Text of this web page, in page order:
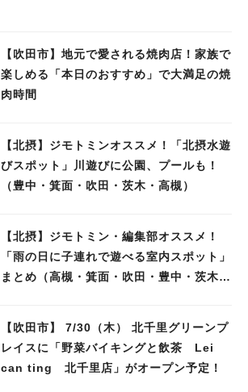
【吹田市】地元で愛される焼肉店！家族で
楽しめる「本日のおすすめ」で大満足の焼
肉時間
【北摂】ジモトミンオススメ！「北摂水遊
びスポット」川遊びに公園、プールも！
（豊中・箕面・吹田・茨木・高槻）
【北摂】ジモトミン・編集部オススメ！
「雨の日に子連れで遊べる室内スポット」
まとめ（高槻・箕面・吹田・豊中・茨木・
【吹田市】 7/30（木） 北千里グリーンプ
レイスに「野菜バイキングと飲茶 Lei
can ting 北千里店」がオープン予定！